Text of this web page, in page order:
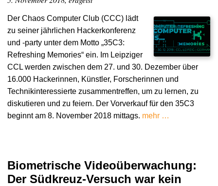
Der Chaos Computer Club (CCC) lädt
zu seiner jährlichen Hackerkonferenz
und -party unter dem Motto „35C3:
Refreshing Memories“ ein. Im Leipziger
CCL werden zwischen dem 27. und 30. Dezember über
16.000 Hackerinnen, Künstler, Forscherinnen und
Technikinteressierte zusammentreffen, um zu lernen, zu
diskutieren und zu feiern. Der Vorverkauf für den 35C3
beginnt am 8. November 2018 mittags. mehr …
Biometrische Videoüberwachung:
Der Südkreuz-Versuch war kein